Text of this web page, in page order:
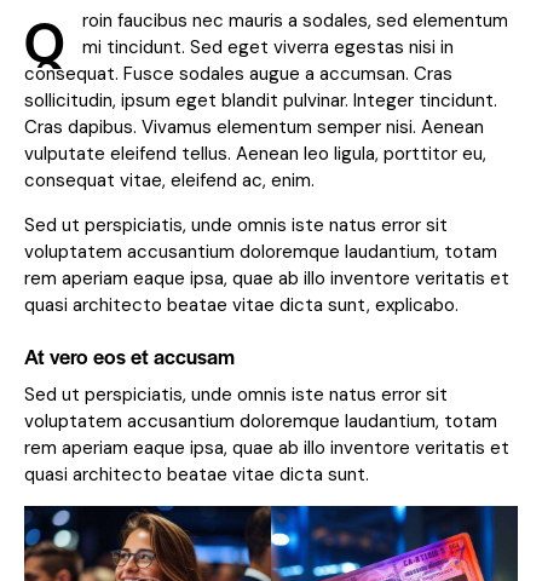
Q
roin faucibus nec mauris a sodales, sed elementum
mi tincidunt. Sed eget viverra egestas nisi in
consequat. Fusce sodales augue a accumsan. Cras
sollicitudin, ipsum eget blandit pulvinar. Integer tincidunt.
Cras dapibus. Vivamus elementum semper nisi. Aenean
vulputate eleifend tellus. Aenean leo ligula, porttitor eu,
consequat vitae, eleifend ac, enim.
Sed ut perspiciatis, unde omnis iste natus error sit
voluptatem accusantium doloremque laudantium, totam
rem aperiam eaque ipsa, quae ab illo inventore veritatis et
quasi architecto beatae vitae dicta sunt, explicabo.
At vero eos et accusam
Sed ut perspiciatis, unde omnis iste natus error sit
voluptatem accusantium doloremque laudantium, totam
rem aperiam eaque ipsa, quae ab illo inventore veritatis et
quasi architecto beatae vitae dicta sunt.